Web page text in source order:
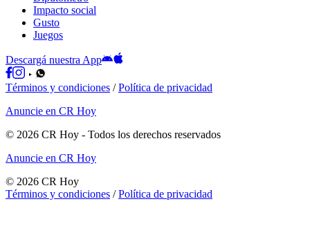
Impacto social
Gusto
Juegos
Descargá nuestra App
Términos y condiciones /Política de privacidad
Anuncie en CR Hoy
© 2026 CR Hoy - Todos los derechos reservados
Anuncie en CR Hoy
© 2026 CR Hoy
Términos y condiciones /Política de privacidad